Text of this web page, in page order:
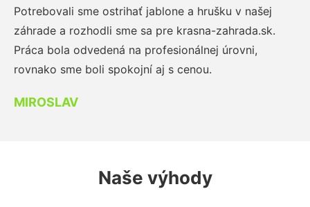
Potrebovali sme ostrihať jablone a hrušku v našej
záhrade a rozhodli sme sa pre krasna-zahrada.sk.
Práca bola odvedená na profesionálnej úrovni,
rovnako sme boli spokojní aj s cenou.
MIROSLAV
Naše výhody